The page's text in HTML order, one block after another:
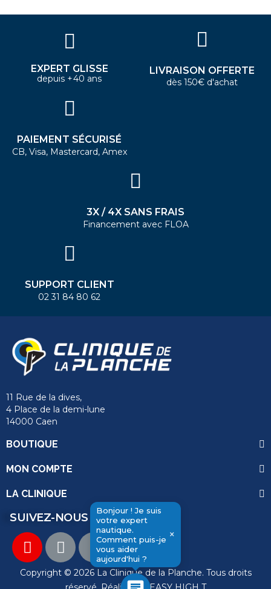
Bonjour ! Je suis
votre expert
nautique.
Comment puis-je
vous aider
aujourd'hui ?
×
EXPERT GLISSE
depuis +40 ans
LIVRAISON OFFERTE
dès 150€ d'achat
PAIEMENT SÉCURISÉ
CB, Visa, Mastercard, Amex
3X / 4X SANS FRAIS
Financement avec FLOA
SUPPORT CLIENT
02 31 84 80 62
11 Rue de la dives,
4 Place de la demi-lune
14000 Caen
BOUTIQUE
MON COMPTE
LA CLINIQUE
SUIVEZ-NOUS
Copyright © 2026 La Clinique de la Planche. Tous droits